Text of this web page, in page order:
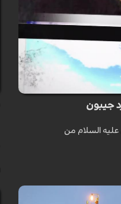
جيبون
عليه السلام من